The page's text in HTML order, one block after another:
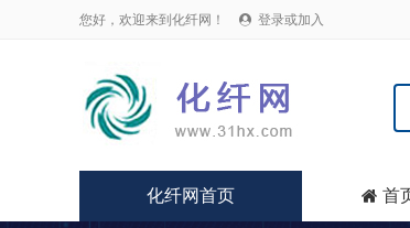
您好，欢迎来到化纤网！  登录或加入
化纤网首页  首